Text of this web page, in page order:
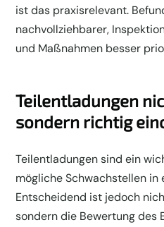
ist das praxisrelevant.
nachvollziehbarer,
und Maßnahmen besser
Teilentladungen
sondern richtig
Teilentladungen sind ein
mögliche Schwachstellen in
Entscheidend ist jedoch
sondern die Bewertung des